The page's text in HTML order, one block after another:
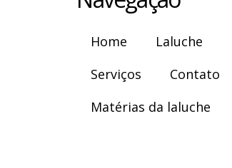
Home Laluche
Serviços
Contato
Matérias da laluche